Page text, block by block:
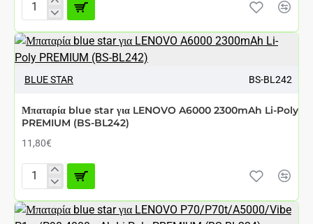
Μπαταρία
S660
S668T
S660
ΑΠΌ 7 ΈΩΣ 12 ΗΜΈΡΕΣ
BLUE STAR BS-BL242
Μπαταρία blue star για LENOVO A6000 2300mAh Li-Poly
PREMIUM (BS-BL242)
11,80€
Μπαταρία
star